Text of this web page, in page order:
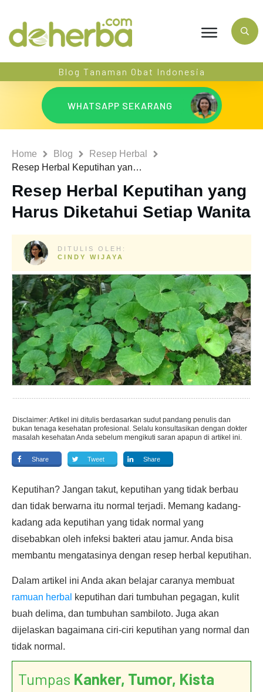
Blog Tanaman Obat Indonesia
WHATSAPP SEKARANG
Home Blog
Resep Herbal
Resep Herbal Keputihan yang Harus Diketahui Setiap Wanita
Resep Herbal Keputihan yang
Harus Diketahui Setiap Wanita
DITULIS OLEH:
CINDY WIJAYA
Disclaimer: Artikel ini ditulis berdasarkan sudut pandang penulis dan
bukan tenaga kesehatan profesional. Selalu konsultasikan dengan dokter
masalah kesehatan Anda sebelum mengikuti saran apapun di artikel ini.
Share Tweet Share
Keputihan? Jangan takut, keputihan yang tidak berbau
dan tidak berwarna itu normal terjadi. Memang kadang-
kadang ada keputihan yang tidak normal yang
disebabkan oleh infeksi bakteri atau jamur. Anda bisa
membantu mengatasinya dengan resep herbal keputihan.
Dalam artikel ini Anda akan belajar caranya membuat
ramuan herbal
keputihan dari tumbuhan pegagan, kulit
buah delima, dan tumbuhan sambiloto. Juga akan
dijelaskan bagaimana ciri-ciri keputihan yang normal dan
tidak normal.
Tumpas Kanker, Tumor, Kista